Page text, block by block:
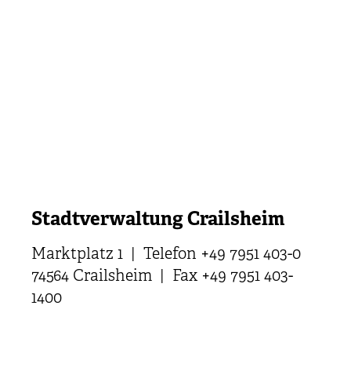
Stadtverwaltung Crailsheim
Marktplatz 1 | Telefon +49 7951 403-0
74564 Crailsheim | Fax +49 7951 403-
1400